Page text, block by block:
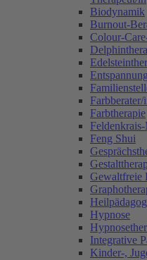
Biodynamik
Burnout-
Colour-
Farbberater/
Farbtherapie
Feng Shui
Gewaltfreie
Hypnose
Integrative
Kinder-,